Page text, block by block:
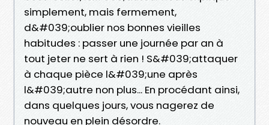
simplement, mais fermement,
d&#039;oublier nos bonnes vieilles
habitudes : passer une journée par an à
tout jeter ne sert à rien ! S&#039;attaquer
à chaque pièce l&#039;une après
l&#039;autre non plus... En procédant ainsi,
dans quelques jours, vous nagerez de
nouveau en plein désordre.